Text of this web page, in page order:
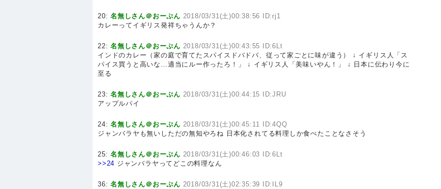
20:名無しさん＠おーぷん 2018/03/31(土)00:38:56 ID:rj1
カレーってイギリス発祥ちゃうんか？
22:名無しさん＠おーぷん 2018/03/31(土)00:43:55 ID:6Lt
インドのカレー（家の庭で育てたスパイスドバドバ、従って家ごとに味が違う） ↓ イギリス人「ス
パイス買うと高いな…適当にルー作ったろ！」 ↓ イギリス人「美味いやん！」 ↓ 日本に伝わり今に
至る
23:名無しさん＠おーぷん 2018/03/31(土)00:44:15 ID:JRU
アップルパイ
24:名無しさん＠おーぷん 2018/03/31(土)00:45:11 ID:4QQ
ジャンバラヤも無いしただの無知やろね 日本化されてる料理しか食べたことなさそう
25:名無しさん＠おーぷん 2018/03/31(土)00:46:03 ID:6Lt
>>24 ジャンバラヤってどこの料理なん
36:名無しさん＠おーぷん 2018/03/31(土)02:35:39 ID:IL9